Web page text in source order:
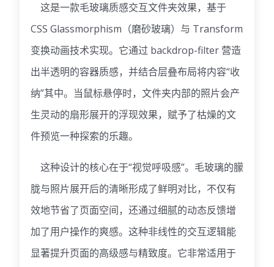
这是一款毛玻璃质感交互文件夹效果，基于
CSS Glassmorphism（磨砂玻璃）与 Transform
变换动画技术实现。它通过 backdrop-filter 营造
出半透明的容器质感，并结合层叠布局将内容“收
纳”其中。当鼠标悬停时，文件夹内部的照片会产
生灵动的扇形展开的浮现效果，赋予了枯燥的文
件预览一种探索的乐趣。
这种设计的核心在于“视觉呼吸感”。毛玻璃的朦
胧与照片展开后的清晰形成了鲜明对比，不仅有
效地节省了页面空间，还通过细腻的动态反馈增
加了用户操作的爽感。这种非线性的交互逻辑能
显著提升页面的高级感与精致度。它非常适用于